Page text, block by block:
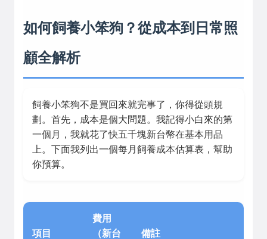
如何飼養小笨狗？從成本到日常照
顧全解析
飼養小笨狗不是買回來就完事了，你得從頭規
劃。首先，成本是個大問題。我記得小白來的第
一個月，我就花了快五千塊新台幣在基本用品
上。下面我列出一個每月飼養成本估算表，幫助
你預算。
項目
費用
（新台
備註